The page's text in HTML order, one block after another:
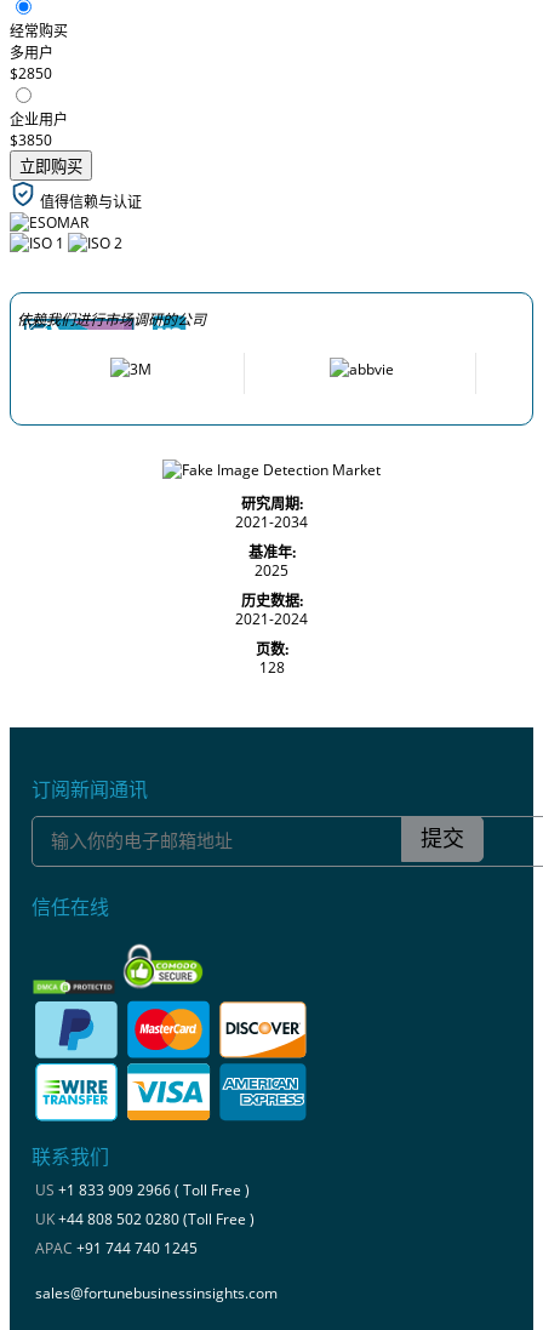
经常购买
多用户
$2850
企业用户
$3850
立即购买
值得信赖与认证
依赖我们进行市场调研的公司
研究周期:
2021-2034
基准年:
2025
历史数据:
2021-2024
页数:
128
订阅新闻通讯
提交
信任在线
联系我们
US +1 833 909 2966 ( Toll Free )
UK+44 808 502 0280 (Toll Free )
APAC +91 744 740 1245
sales@fortunebusinessinsights.com